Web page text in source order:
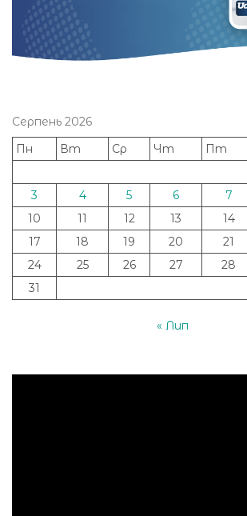
Серпень 2026
Пн
Вт Ср Чт Пт
3
4 5 6 7
10
11 12 13 14
17
18 19 20 21
24
25 26 27 28
31
« Лип